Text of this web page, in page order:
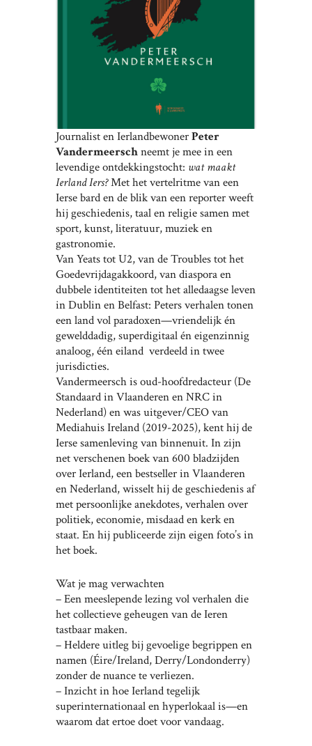
Journalist en IerlandbewonerPeter
Vandermeerschneemt je mee in een
levendige ontdekkingstocht: wat maakt
Ierland Iers?Met het vertelritme van een
Ierse bard en de blik van een reporter weeft
hij geschiedenis, taal en religie samen met
sport, kunst, literatuur, muziek en
gastronomie.
Van Yeats tot U2, van de Troubles tot het
Goedevrijdagakkoord, van diaspora en
dubbele identiteiten tot het alledaagse leven
in Dublin en Belfast: Peters verhalen tonen
een land vol paradoxen—vriendelijk én
gewelddadig, superdigitaal én eigenzinnig
analoog, één eiland verdeeld in twee
jurisdicties.
Vandermeersch is oud-hoofdredacteur (De
Standaard in Vlaanderen en NRC in
Nederland) en was uitgever/CEO van
Mediahuis Ireland (2019-2025), kent hij de
Ierse samenleving van binnenuit. In zijn
net verschenen boek van 600 bladzijden
over Ierland, een bestseller in Vlaanderen
en Nederland, wisselt hij de geschiedenis af
met persoonlijke anekdotes, verhalen over
politiek, economie, misdaad en kerk en
staat. En hij publiceerde zijn eigen foto’s in
het boek.
Wat je mag verwachten
– Een meeslepende lezing vol verhalen die
het collectieve geheugen van de Ieren
tastbaar maken.
– Heldere uitleg bij gevoelige begrippen en
namen (Éire/Ireland, Derry/Londonderry)
zonder de nuance te verliezen.
– Inzicht in hoe Ierland tegelijk
superinternationaal en hyperlokaal is—en
waarom dat ertoe doet voor vandaag.